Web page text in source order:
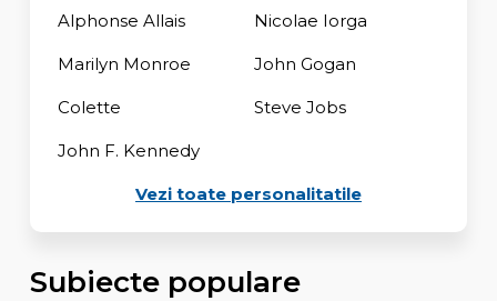
Alphonse Allais Nicolae Iorga
Marilyn Monroe John Gogan
Colette Steve Jobs
John F. Kennedy
Vezi toate personalitatile
Subiecte populare